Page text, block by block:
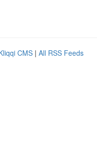
CMS | All RSS Feeds